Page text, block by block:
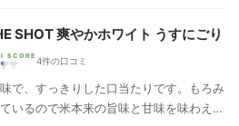
SHOT 爽やかホワイト うすにごり
SCORE 4件の口コミ
で、すっきりした口当たりです。もろみ
いるので米本来の旨味と甘味を味わえま